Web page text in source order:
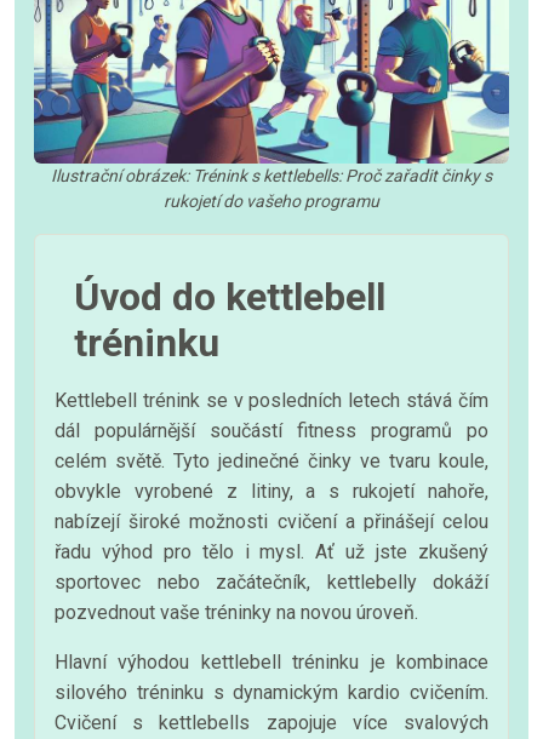
Ilustrační obrázek: Trénink s kettlebells: Proč zařadit činky s
rukojetí do vašeho programu
Úvod do kettlebell
tréninku
Kettlebell trénink se v posledních letech stává čím
dál populárnější součástí fitness programů po
celém světě. Tyto jedinečné činky ve tvaru koule,
obvykle vyrobené z litiny, a s rukojetí nahoře,
nabízejí široké možnosti cvičení a přinášejí celou
řadu výhod pro tělo i mysl. Ať už jste zkušený
sportovec nebo začátečník, kettlebelly dokáží
pozvednout vaše tréninky na novou úroveň.
Hlavní výhodou kettlebell tréninku je kombinace
silového tréninku s dynamickým kardio cvičením.
Cvičení s kettlebells zapojuje více svalových